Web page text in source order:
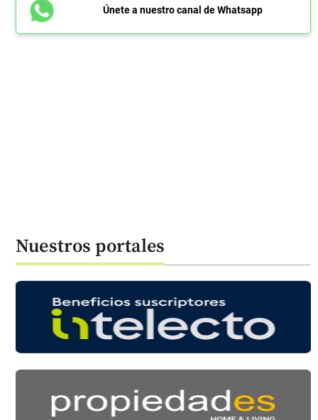
Únete a nuestro canal de Whatsapp
Nuestros portales